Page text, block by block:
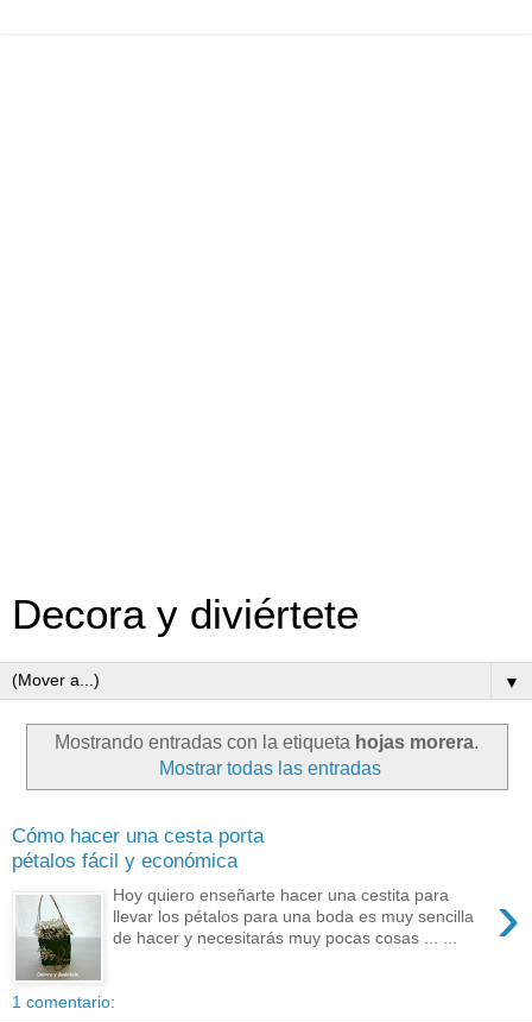
Decora y diviértete
▼
Mostrando entradas con la etiqueta hojas morera.
Mostrar todas las entradas
Cómo hacer una cesta porta
pétalos fácil y económica
›
Hoy quiero enseñarte hacer una cestita para
llevar los pétalos para una boda es muy sencilla
de hacer y necesitarás muy pocas cosas ... ...
1 comentario: